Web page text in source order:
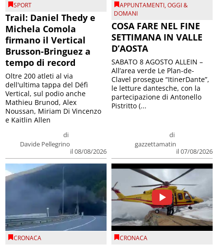
SPORT
Trail: Daniel Thedy e
Michela Comola
firmano il Vertical
Brusson-Bringuez a
tempo di record
di
Davide Pellegrino
il 08/08/2026
Oltre 200 atleti al via
dell'ultima tappa del Défì
Vertical, sul podio anche
Mathieu Brunod, Alex
Noussan, Miriam Di Vincenzo
e Kaitlin Allen
APPUNTAMENTI,OGGI &
DOMANI
COSA FARE NEL FINE
SETTIMANA IN VALLE
D’AOSTA
di
gazzettamatin
il 07/08/2026
SABATO 8 AGOSTO ALLEIN –
All’area verde Le Plan-de-
Clavel prosegue “ItinerDante”,
le letture dantesche, con la
partecipazione di Antonello
Pistritto (...
CRONACA CRONACA